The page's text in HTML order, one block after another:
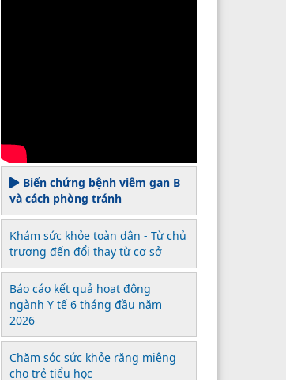
Biến chứng bệnh viêm gan B
và cách phòng tránh
Khám sức khỏe toàn dân - Từ chủ
trương đến đổi thay từ cơ sở
Báo cáo kết quả hoạt động
ngành Y tế 6 tháng đầu năm
2026
Chăm sóc sức khỏe răng miệng
cho trẻ tiểu học